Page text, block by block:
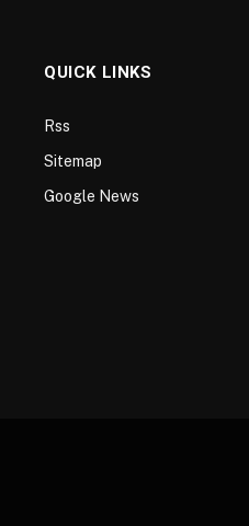
QUICK LINKS
Rss
Sitemap
Google News